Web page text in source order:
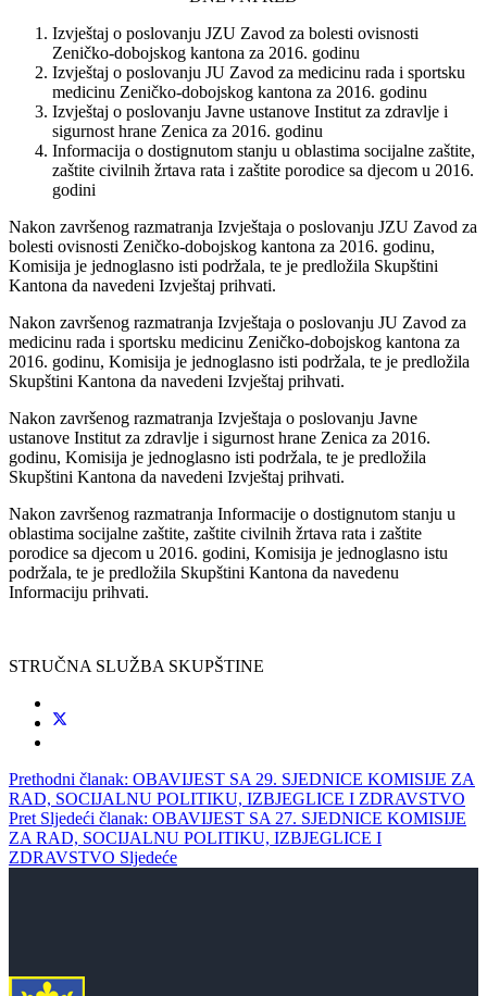
Izvještaj o poslovanju JZU Zavod za bolesti ovisnosti
Zeničko-dobojskog kantona za 2016. godinu
Izvještaj o poslovanju JU Zavod za medicinu rada i sportsku
medicinu Zeničko-dobojskog kantona za 2016. godinu
Izvještaj o poslovanju Javne ustanove Institut za zdravlje i
sigurnost hrane Zenica za 2016. godinu
Informacija o dostignutom stanju u oblastima socijalne zaštite,
zaštite civilnih žrtava rata i zaštite porodice sa djecom u 2016.
godini
Nakon završenog razmatranja Izvještaja o poslovanju JZU Zavod za
bolesti ovisnosti Zeničko-dobojskog kantona za 2016. godinu,
Komisija je jednoglasno isti podržala, te je predložila Skupštini
Kantona da navedeni Izvještaj prihvati.
Nakon završenog razmatranja Izvještaja o poslovanju JU Zavod za
medicinu rada i sportsku medicinu Zeničko-dobojskog kantona za
2016. godinu, Komisija je jednoglasno isti podržala, te je predložila
Skupštini Kantona da navedeni Izvještaj prihvati.
Nakon završenog razmatranja Izvještaja o poslovanju Javne
ustanove Institut za zdravlje i sigurnost hrane Zenica za 2016.
godinu, Komisija je jednoglasno isti podržala, te je predložila
Skupštini Kantona da navedeni Izvještaj prihvati.
Nakon završenog razmatranja Informacije o dostignutom stanju u
oblastima socijalne zaštite, zaštite civilnih žrtava rata i zaštite
porodice sa djecom u 2016. godini, Komisija je jednoglasno istu
podržala, te je predložila Skupštini Kantona da navedenu
Informaciju prihvati.
STRUČNA SLUŽBA SKUPŠTINE
Prethodni članak: OBAVIJEST SA 29. SJEDNICE KOMISIJE ZA
RAD, SOCIJALNU POLITIKU, IZBJEGLICE I ZDRAVSTVO
Pret Sljedeći članak: OBAVIJEST SA 27. SJEDNICE KOMISIJE
ZA RAD, SOCIJALNU POLITIKU, IZBJEGLICE I
ZDRAVSTVO Sljedeće